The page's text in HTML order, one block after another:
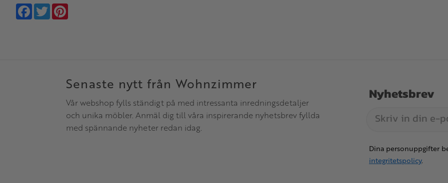
Facebook
Twitter
Senaste nytt från Wohnzimmer
Vår webshop fylls ständigt på med intressanta inredningsdetaljer
och unika möbler. Anmäl dig till våra inspirerande nyhetsbrev fyllda
med spännande nyheter redan idag.
Nyhetsbrev
Dina personuppgifter
integritetspolicy.